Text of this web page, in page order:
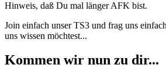
Hinweis, daß Du mal länger AFK bist.
Join einfach unser TS3 und frag uns
uns wissen möchtest...
Kommen wir nun zu dir...